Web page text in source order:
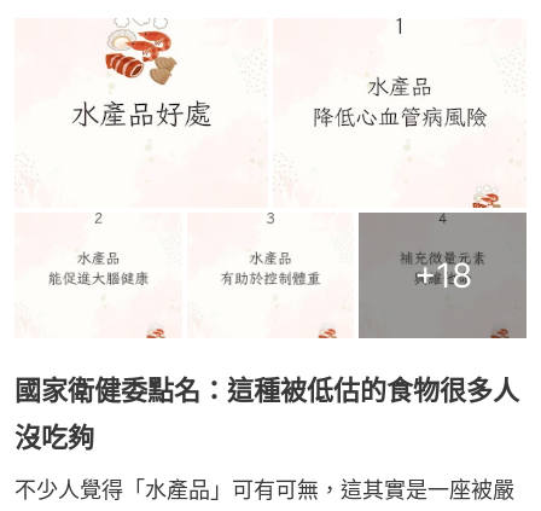
+18
國家衛健委點名：這種被低估的食物很多人
沒吃夠
不少人覺得「水產品」可有可無，這其實是一座被嚴